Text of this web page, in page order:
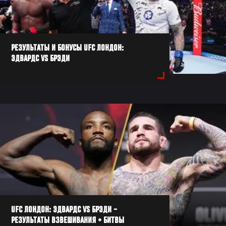
РЕЗУЛЬТАТЫ И БОНУСЫ UFC ЛОНДОН:
ЭДВАРДС VS БРЭДИ
UFC ЛОНДОН: ЭДВАРДС VS БРЭДИ –
РЕЗУЛЬТАТЫ ВЗВЕШИВАНИЯ + БИТВЫ